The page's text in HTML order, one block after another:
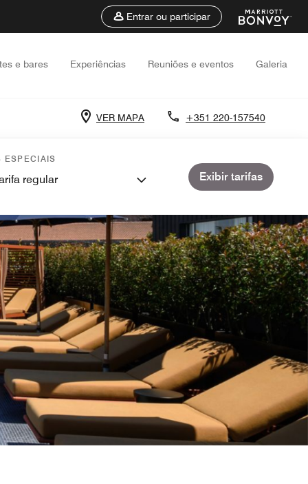
Entrar ou participar
e bares Experiências Reuniões e eventos Galeria
VER MAPA +351 220-157540
ESPECIAIS
regular Exibir tarifas